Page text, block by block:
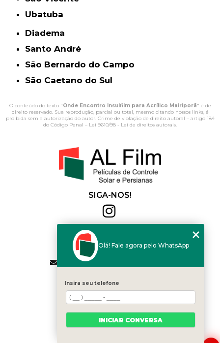
Ubatuba
Diadema
Santo André
São Bernardo do Campo
São Caetano do Sul
O conteúdo do texto "Onde Encontro Insulfilm para Acrílico Mairiporã" é de
direito reservado. Sua reprodução, parcial ou total, mesmo citando nossos links, é
proibida sem a autorização do autor. Crime de violação de direito autoral – artigo 184
do Código Penal – Lei 9610/98 - Lei de direitos autorais.
SIGA-NOS!
(11) 2564-4684
(11) 94168-2041
contato.vendas@alfilm.com.br
MENU
HOME
QUEM SOMOS
SERVIÇOS
BLOG
Olá! Fale agora pelo WhatsApp
Insira seu telefone
INICIAR CONVERSA